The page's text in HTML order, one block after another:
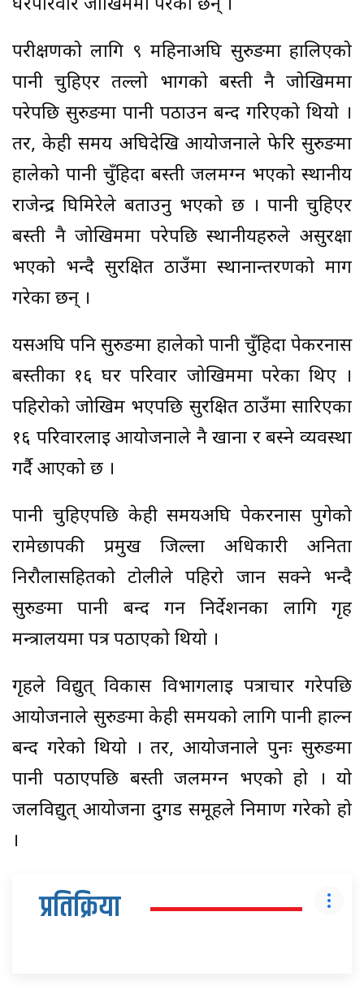
घरपरिवार जोखिममा परेका छन् ।
परीक्षणको लागि ९ महिनाअघि सुरुङमा हालिएको
पानी चुहिएर तल्लो भागको बस्ती नै जोखिममा
परेपछि सुरुङमा पानी पठाउन बन्द गरिएको थियो ।
तर, केही समय अघिदेखि आयोजनाले फेरि सुरुङमा
हालेको पानी चुँहिदा बस्ती जलमग्न भएको स्थानीय
राजेन्द्र घिमिरेले बताउनु भएको छ । पानी चुहिएर
बस्ती नै जोखिममा परेपछि स्थानीयहरुले असुरक्षा
भएको भन्दै सुरक्षित ठाउँमा स्थानान्तरणको माग
गरेका छन् ।
यसअघि पनि सुरुङमा हालेको पानी चुँहिदा पेकरनास
बस्तीका १६ घर परिवार जोखिममा परेका थिए ।
पहिरोको जोखिम भएपछि सुरक्षित ठाउँमा सारिएका
१६ परिवारलाई आयोजनाले नै खाना र बस्ने व्यवस्था
गर्दै आएको छ ।
पानी चुहिएपछि केही समयअघि पेकरनास पुगेको
रामेछापकी प्रमुख जिल्ला अधिकारी अनिता
निरौलासहितको टोलीले पहिरो जान सक्ने भन्दै
सुरुङमा पानी बन्द गर्न निर्देशनका लागि गृह
मन्त्रालयमा पत्र पठाएको थियो ।
गृहले विद्युत् विकास विभागलाई पत्राचार गरेपछि
आयोजनाले सुरुङमा केही समयको लागि पानी हाल्न
बन्द गरेको थियो । तर, आयोजनाले पुनः सुरुङमा
पानी पठाएपछि बस्ती जलमग्न भएको हो । यो
जलविद्युत् आयोजना दुगड समूहले निर्माण गरेको हो
।
प्रतिक्रिया